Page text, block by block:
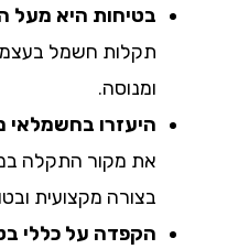
בטיחות היא מעל הכל:
תקלות חשמל בעצמכם
ומנוסה.
היעזרו בחשמלאי
את מקור התקלה
בצורה מקצועית ובטוחה.
הקפדה על כללי